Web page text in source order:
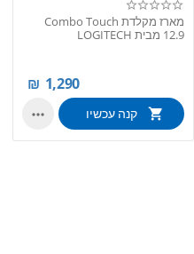
מארז מקלדת Combo Touch
12.9 מבית LOGITECH
1,290
₪
קנה עכשיו 